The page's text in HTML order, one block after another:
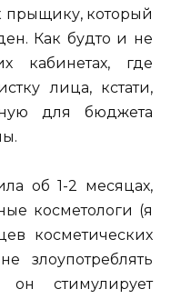
прыщику, который
Как будто и не
кабинетах, где
лица, кстати,
для бюджета
об 1-2 месяцах,
косметологи (я
косметических
злоупотреблять
стимулирует